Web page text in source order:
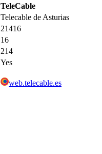
TeleCable
Telecable de Asturias
21416
16
214
Yes
web.telecable.es